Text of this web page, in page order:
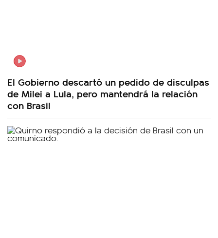
El Gobierno descartó un pedido de disculpas
de Milei a Lula, pero mantendrá la relación
con Brasil